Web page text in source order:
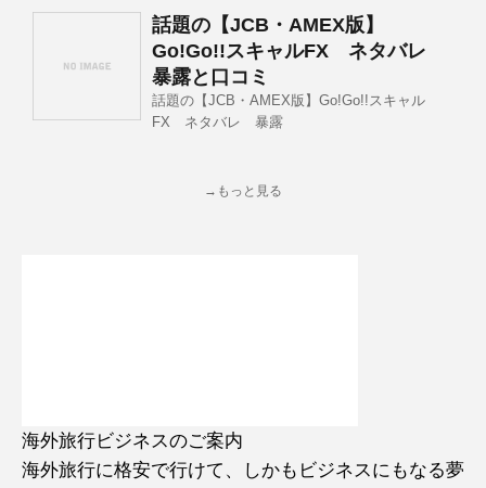
話題の【JCB・AMEX版】
Go!Go!!スキャルFX ネタバレ
暴露と口コミ
話題の【JCB・AMEX版】Go!Go!!スキャル
FX ネタバレ 暴露
→もっと見る
海外旅行ビジネスのご案内
海外旅行に格安で行けて、しかもビジネスにもなる夢